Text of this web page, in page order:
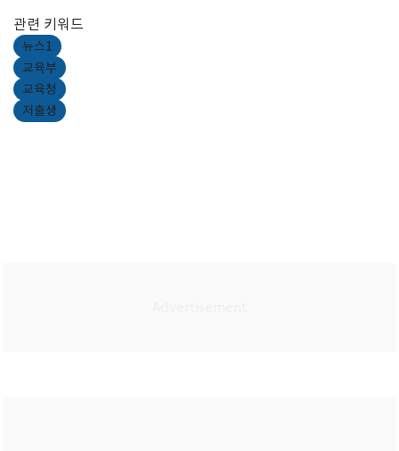
관련 키워드
뉴스1
교육부
교육청
저출생